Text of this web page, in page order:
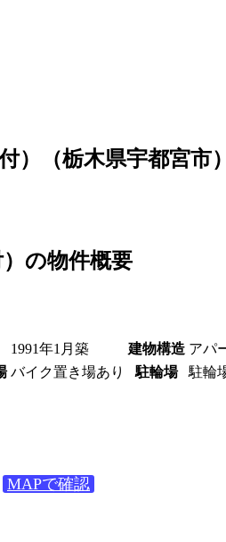
（栃木県宇都宮市）
の物件概要
1991年1月築 建物構造 アパ
バイク置き場あり 駐輪場 駐輪
MAPで確認